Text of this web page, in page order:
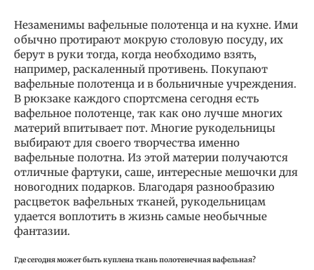
Незаменимы вафельные полотенца и на кухне. Ими
обычно протирают мокрую столовую посуду, их
берут в руки тогда, когда необходимо взять,
например, раскаленный противень. Покупают
вафельные полотенца и в больничные учреждения.
В рюкзаке каждого спортсмена сегодня есть
вафельное полотенце, так как оно лучше многих
материй впитывает пот. Многие рукодельницы
выбирают для своего творчества именно
вафельные полотна. Из этой материи получаются
отличные фартуки, саше, интересные мешочки для
новогодних подарков. Благодаря разнообразию
расцветок вафельных тканей, рукодельницам
удается воплотить в жизнь самые необычные
фантазии.
Где сегодня может быть куплена ткань полотенечная вафельная?